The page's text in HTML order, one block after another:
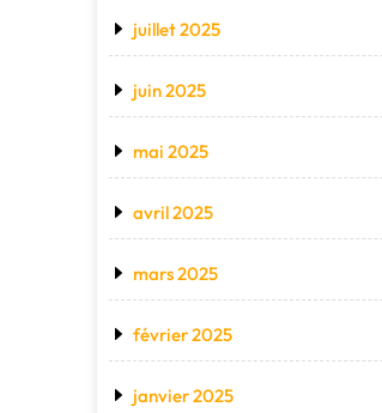
juillet 2025
juin 2025
mai 2025
avril 2025
mars 2025
février 2025
janvier 2025